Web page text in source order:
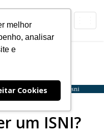
melhor
analisar
e
Cookies
um ISNI?